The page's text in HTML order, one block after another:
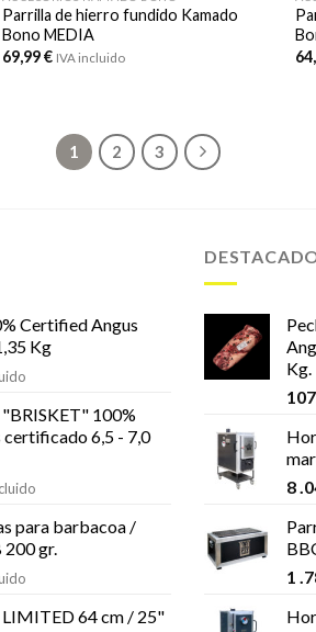
Parrilla de hierro fundido Kamado
Bono MEDIA
69,99€ IVA incluido
1 2 3
Certified Angus
Kg
"BRISKET" 100%
certificado 6,5 - 7,0
para barbacoa /
200 gr.
LIMITED 64 cm / 25"
Kg.
8
1